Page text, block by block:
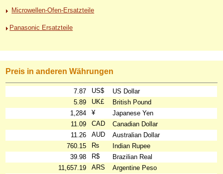
Microwellen-Ofen-Ersatzteile
Panasonic Ersatzteile
Preis in anderen Währungen
7.87 US$
US Dollar
5.89
UK£
British Pound
1,284
¥
Japanese Yen
11.09
CAD
Canadian Dollar
11.26
AUD
Australian Dollar
760.15
₨
Indian Rupee
39.98
R$
Brazilian Real
11,657.19
ARS
Argentine Peso